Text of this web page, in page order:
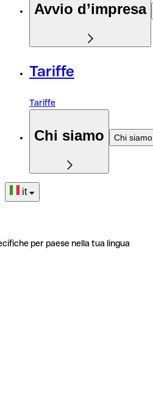
Avvio d’impresa
Tariffe
Tariffe
Chi siamo Chi siamo
it
per paese nella tua lingua